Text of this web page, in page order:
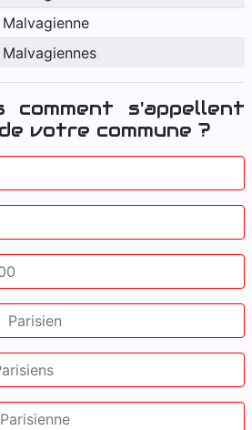
Malvagienne
Malvagiennes
comment s'appellent
votre commune ?